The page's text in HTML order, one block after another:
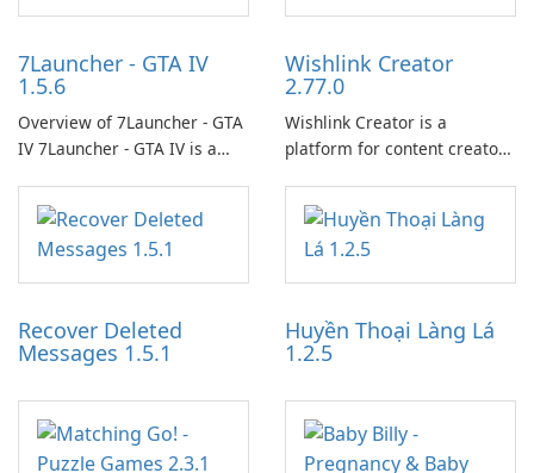
7Launcher - GTA IV
1.5.6
Overview of 7Launcher - GTA
IV 7Launcher - GTA IV is a
application designed to
optimize the gaming
experience for Grand Theft
Auto IV.
Wishlink Creator
2.77.0
Wishlink Creator is a
platform for content creators
work through built-in brand
partnerships and integrated
tools for content distribution
and audience engagement.
Recover Deleted
Messages 1.5.1
Huyền Thoại Làng Lá
1.2.5